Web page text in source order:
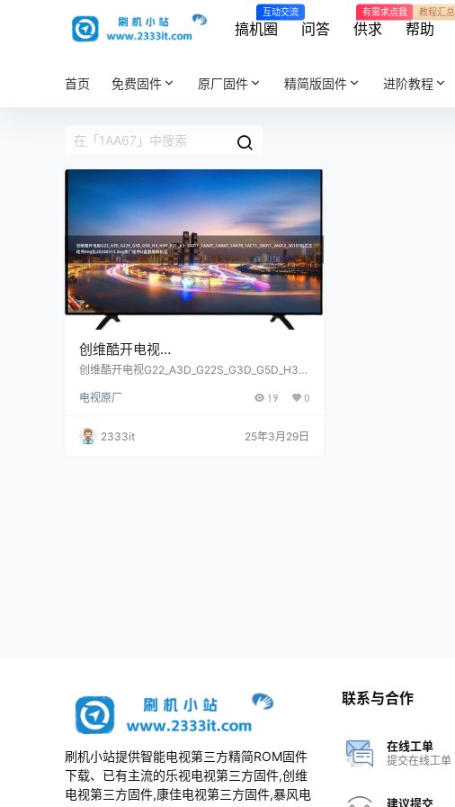
搞机圈
互动交流
问答 供求
有需求点我
帮助
教程汇总
首页 免费固件 原厂固件 精简版固件 进阶教程
创维酷开电视
G22_A3D_G22S_G3D_G5D_H3_H5D_
3A011_1AA01_1AA67_1AA78_1AC11_3
A011_3A012_3A101机芯主程序img包
20240313.img原厂程序U盘数据刷机
创维酷开电视G22_A3D_G22S_G3D_G5D_H3_
C11_3A011_3A012_3A101机芯主程序img包202
电视原厂 19 0
2333it 25年3月29日
刷机小站提供智能电视第三方精简ROM固件
下载、已有主流的乐视电视第三方固件,创维
电视第三方固件,康佳电视第三方固件,暴风电
联系与合作
在线工单
提交在线工单
建议提交